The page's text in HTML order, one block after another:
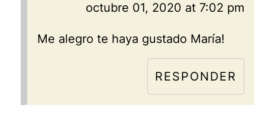
octubre 01, 2020 at 7:02 pm
Me alegro te haya gustado María!
RESPONDER